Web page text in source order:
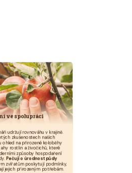
ve spolupráci
udržují rovnováhu v krajině.
zkušenostech našich
ohled na přirozené koloběhy
rostlin a živočichů, které
způsoby hospodaření
Pečují o úrodnost půdy
zvířatům poskytují podmínky,
jejich přirozeným potřebám.